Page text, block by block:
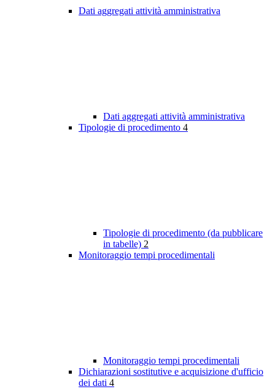
Dati aggregati attività amministrativa
Dati aggregati attività amministrativa
Tipologie di procedimento 4
Tipologie di procedimento (da pubblicare
in tabelle) 2
Monitoraggio tempi procedimentali
Monitoraggio tempi procedimentali
Dichiarazioni sostitutive e acquisizione d'ufficio
dei dati 4